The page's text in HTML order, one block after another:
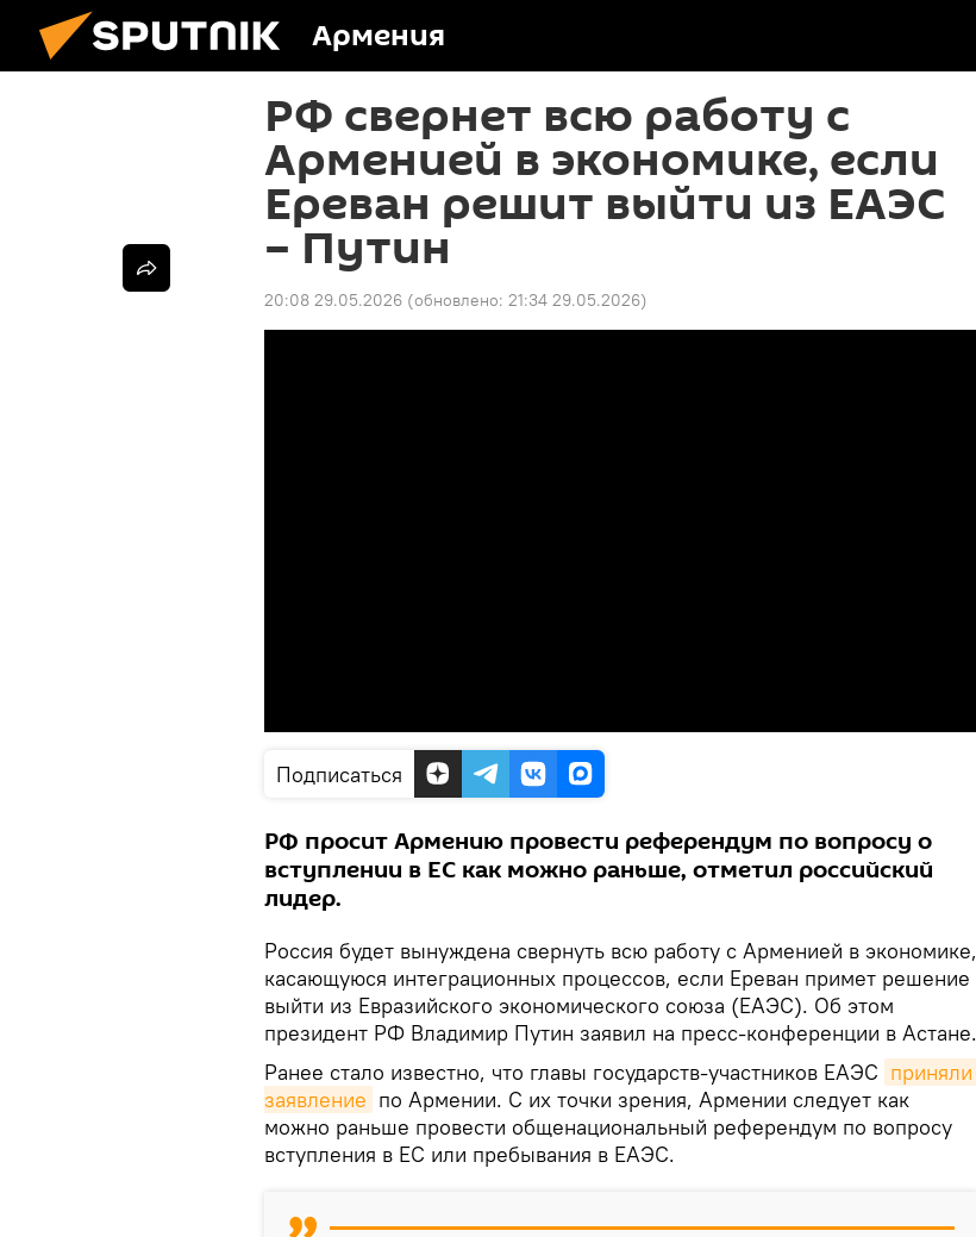
Армения
РФ свернет всю работу с
Арменией в экономике, если
Ереван решит выйти из ЕАЭС
– Путин
20:08 29.05.2026 (обновлено: 21:34 29.05.2026)
Подписаться
РФ просит Армению провести референдум по вопросу о
вступлении в ЕС как можно раньше, отметил российский
лидер.
Россия будет вынуждена свернуть всю работу с Арменией в экономике,
касающуюся интеграционных процессов, если Ереван примет решение
выйти из Евразийского экономического союза (ЕАЭС). Об этом
президент РФ Владимир Путин заявил на пресс-конференции в Астане.
Ранее стало известно, что главы государств-участников ЕАЭС приняли
заявление по Армении. С их точки зрения, Армении следует как
можно раньше провести общенациональный референдум по вопросу
вступления в ЕС или пребывания в ЕАЭС.